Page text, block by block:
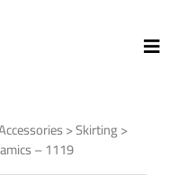
>Skirting>
– 1119